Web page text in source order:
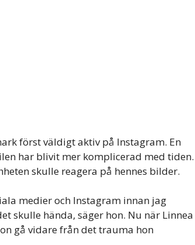
först väldigt aktiv på Instagram. En
har blivit mer komplicerad med tiden.
skulle reagera på hennes bilder.
medier och Instagram innan jag
skulle hända, säger hon. Nu när Linnea
gå vidare från det trauma hon